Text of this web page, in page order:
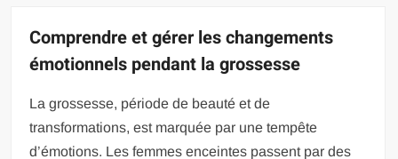
Comprendre et gérer les changements
émotionnels pendant la grossesse
La grossesse, période de beauté et de
transformations, est marquée par une tempête
d’émotions. Les femmes enceintes passent par des